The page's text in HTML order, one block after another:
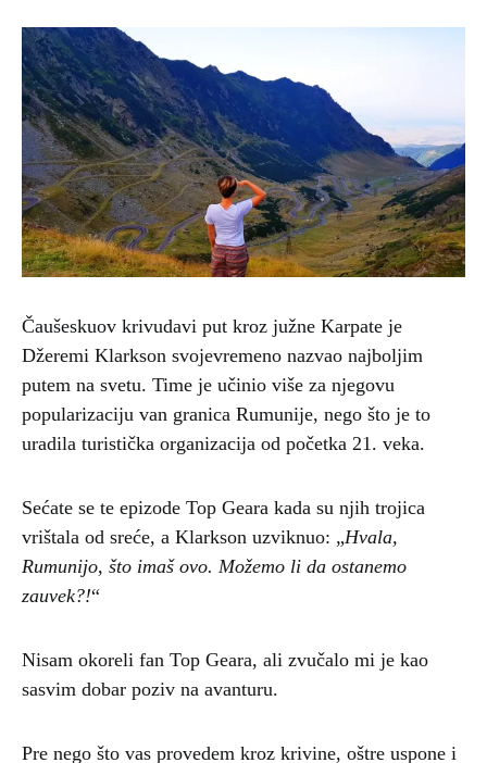
Čaušeskuov krivudavi put kroz južne Karpate je
Džeremi Klarkson svojevremeno nazvao najboljim
putem na svetu. Time je učinio više za njegovu
popularizaciju van granica Rumunije, nego što je to
uradila turistička organizacija od početka 21. veka.
Sećate se te epizode Top Geara kada su njih trojica
vrištala od sreće, a Klarkson uzviknuo: „Hvala,
Rumunijo, što imaš ovo. Možemo li da ostanemo
zauvek?!“
Nisam okoreli fan Top Geara, ali zvučalo mi je kao
sasvim dobar poziv na avanturu.
Pre nego što vas provedem kroz krivine, oštre uspone i